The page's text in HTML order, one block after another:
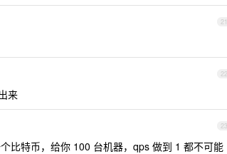
21
22
来
23
比特币，给你 100 台机器，qps 做到 1 都不可能